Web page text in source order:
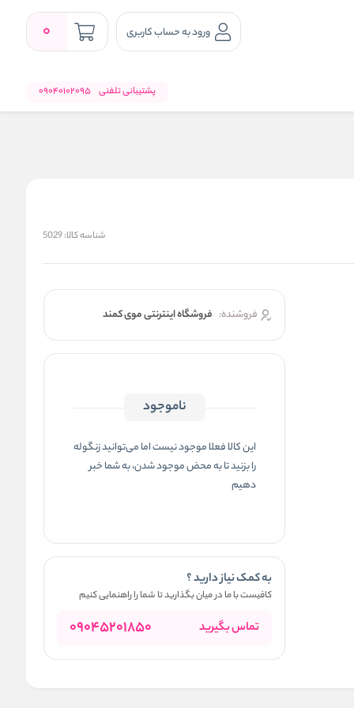
ورود به حساب کاربری 0
پشتیبانی تلفنی 09040102095
شناسه کالا:5029
فروشنده: فروشگاه اینترنتی موی کمند
ناموجود
این کالا فعلا موجود نیست اما می‌توانید زنگوله
را بزنید تا به محض موجود شدن، به شما خبر
دهیم
به کمک نیاز دارید ؟
کافیست با ما در میان بگذارید تا شما را راهنمایی کنیم
تماس بگیرید 09045201850